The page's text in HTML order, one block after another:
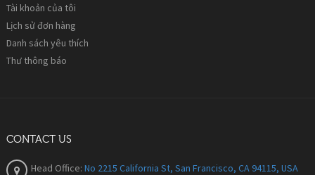
Tài khoản của tôi
Lịch sử đơn hàng
Danh sách yêu thích
Thư thông báo
CONTACT US
Head Office: No 2215 California St, San Francisco, CA 94115, USA